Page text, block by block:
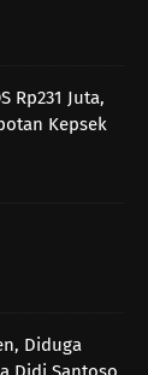
Rp231 Juta,
Kepsek
Diduga